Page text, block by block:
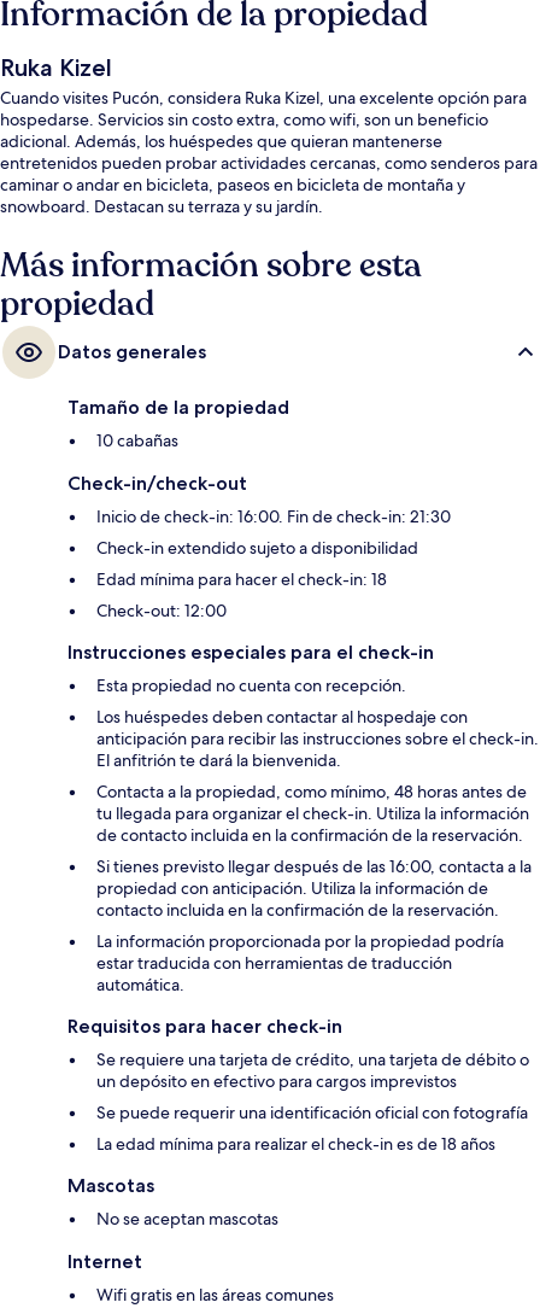
Información de la propiedad
Ruka Kizel
Cuando visites Pucón, considera Ruka Kizel, una excelente opción para
hospedarse. Servicios sin costo extra, como wifi, son un beneficio
adicional. Además, los huéspedes que quieran mantenerse
entretenidos pueden probar actividades cercanas, como senderos para
caminar o andar en bicicleta, paseos en bicicleta de montaña y
snowboard. Destacan su terraza y su jardín.
Más información sobre esta
propiedad
Datos generales
Tamaño de la propiedad
10 cabañas
Check-in/check-out
Inicio de check-in: 16:00. Fin de check-in: 21:30
Check-in extendido sujeto a disponibilidad
Edad mínima para hacer el check-in: 18
Check-out: 12:00
Instrucciones especiales para el check-in
Esta propiedad no cuenta con recepción.
Los huéspedes deben contactar al hospedaje con
anticipación para recibir las instrucciones sobre el check-in.
El anfitrión te dará la bienvenida.
Contacta a la propiedad, como mínimo, 48 horas antes de
tu llegada para organizar el check-in. Utiliza la información
de contacto incluida en la confirmación de la reservación.
Si tienes previsto llegar después de las 16:00, contacta a la
propiedad con anticipación. Utiliza la información de
contacto incluida en la confirmación de la reservación.
La información proporcionada por la propiedad podría
estar traducida con herramientas de traducción
automática.
Requisitos para hacer check-in
Se requiere una tarjeta de crédito, una tarjeta de débito o
un depósito en efectivo para cargos imprevistos
Se puede requerir una identificación oficial con fotografía
La edad mínima para realizar el check-in es de 18 años
Mascotas
No se aceptan mascotas
Internet
Wifi gratis en las áreas comunes